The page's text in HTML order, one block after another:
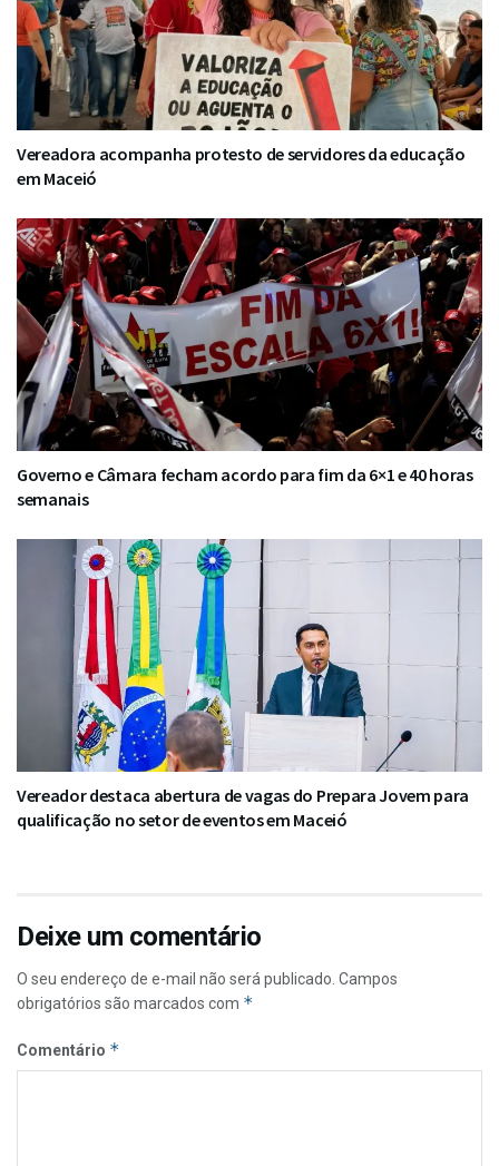
Vereadora acompanha protesto de servidores da educação
em Maceió
Governo e Câmara fecham acordo para fim da 6×1 e 40 horas
semanais
Vereador destaca abertura de vagas do Prepara Jovem para
qualificação no setor de eventos em Maceió
Deixe um comentário
O seu endereço de e-mail não será publicado. Campos
obrigatórios são marcados com *
Comentário *